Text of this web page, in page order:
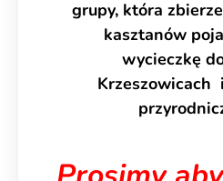
grupy, która
kasztanów
wycieczkę
Krzeszowicach